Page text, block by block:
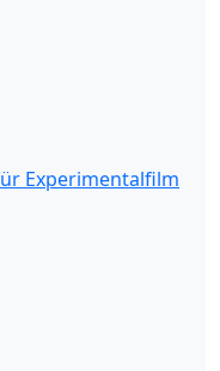
Experimentalfilm